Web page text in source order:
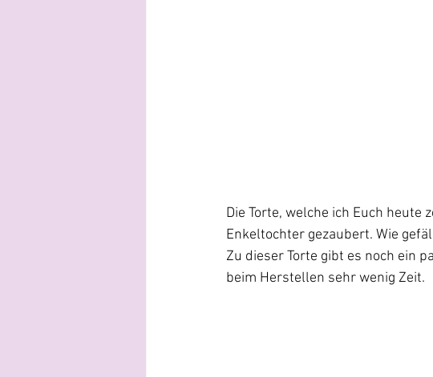
Die Torte, welche ich Euch heute
Enkeltochter gezaubert. Wie
Zu dieser Torte gibt es noch ein
beim Herstellen sehr wenig Zeit.